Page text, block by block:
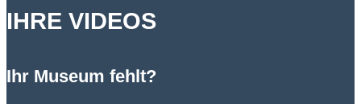
IHRE VIDEOS
Ihr Museum fehlt?